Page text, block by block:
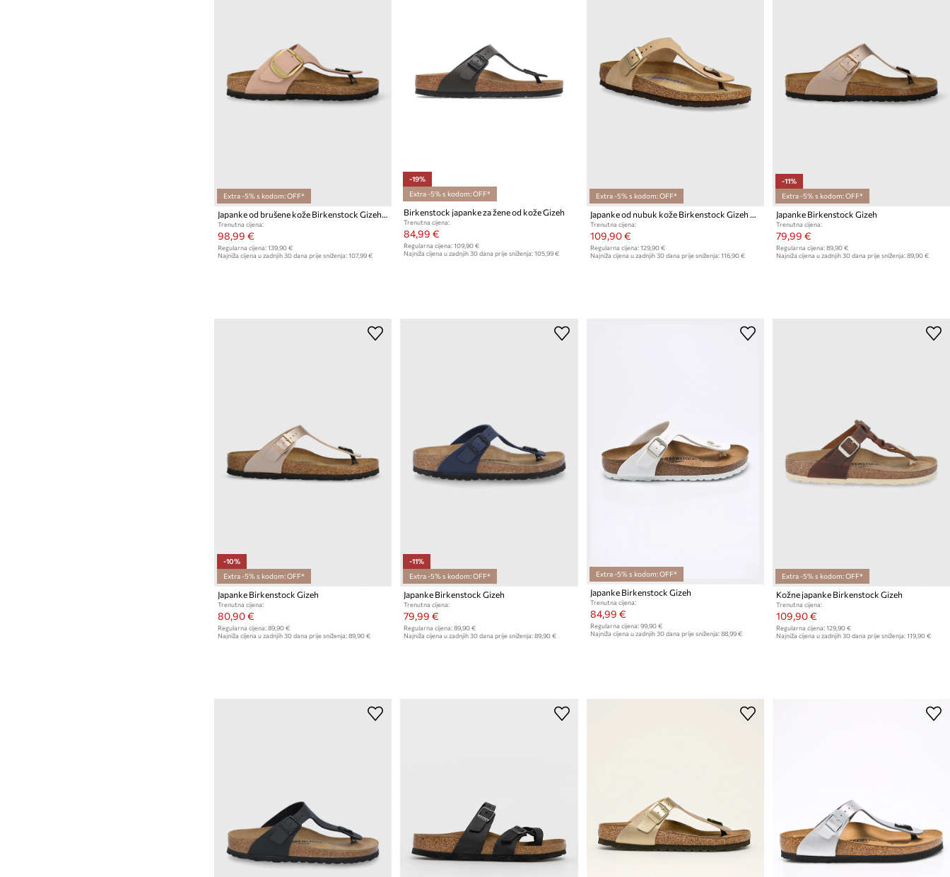
Extra -5% s kodom: OFF*
Trenutna cijena:
98,99 €
Regularna cijena: 139,90 €
Najniža cijena u zadnjih 30 dana prije sniženja: 107,99 €
-19%
Extra -5% s kodom: OFF*
Birkenstock japanke za žene od kože Gizeh
Trenutna cijena:
84,99 €
Regularna cijena: 109,90 €
Najniža cijena u zadnjih 30 dana prije sniženja: 105,99 €
Extra -5% s kodom: OFF*
Trenutna cijena:
109,90 €
Regularna cijena: 129,90 €
Najniža cijena u zadnjih 30 dana prije sniženja: 116,90 €
-11%
Extra -5% s kodom: OFF*
Japanke Birkenstock Gizeh
Trenutna cijena:
79,99 €
Regularna cijena: 89,90 €
Najniža cijena u zadnjih 30 dana prije sniženja: 89,90 €
-10%
Extra -5% s kodom: OFF*
Japanke Birkenstock Gizeh
Trenutna cijena:
80,90 €
Regularna cijena: 89,90 €
Najniža cijena u zadnjih 30 dana prije sniženja: 89,90 €
-11%
Extra -5% s kodom: OFF*
Japanke Birkenstock Gizeh
Trenutna cijena:
79,99 €
Regularna cijena: 89,90 €
Najniža cijena u zadnjih 30 dana prije sniženja: 89,90 €
Extra -5% s kodom: OFF*
Japanke Birkenstock Gizeh
Trenutna cijena:
84,99 €
Regularna cijena: 99,90 €
Najniža cijena u zadnjih 30 dana prije sniženja: 88,99 €
Extra -5% s kodom: OFF*
Kožne japanke Birkenstock Gizeh
Trenutna cijena:
109,90 €
Regularna cijena: 129,90 €
Najniža cijena u zadnjih 30 dana prije sniženja: 119,90 €